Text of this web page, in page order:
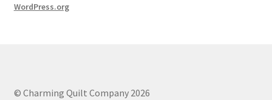
WordPress.org
© Charming Quilt Company 2026